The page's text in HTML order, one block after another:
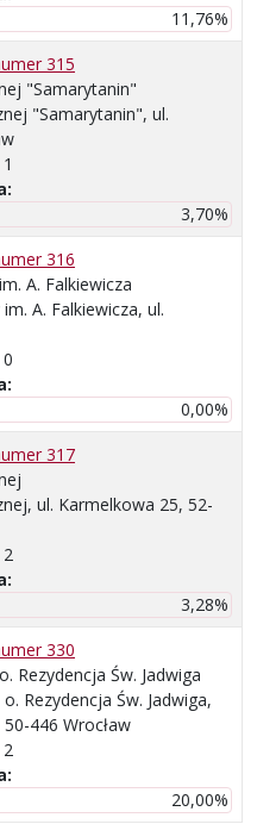
11,76%
315
"Samarytanin"
"Samarytanin", ul.
1
3,70%
316
A. Falkiewicza
A. Falkiewicza, ul.
0
0,00%
317
ul. Karmelkowa 25, 52-
2
3,28%
330
Rezydencja Św. Jadwiga
Rezydencja Św. Jadwiga,
446 Wrocław
2
20,00%